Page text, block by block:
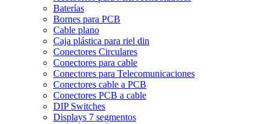
Baterías
Bornes para PCB
Cable plano
Caja plástica para riel din
Conectores Circulares
Conectores para cable
Conectores para Telecomunicaciones
Conectores cable a PCB
Conectores PCB a cable
DIP Switches
Displays 7 segmentos